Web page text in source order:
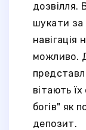
дозвілля.
шукати за
навігація
можливо.
вітають
богів" як
депозит.